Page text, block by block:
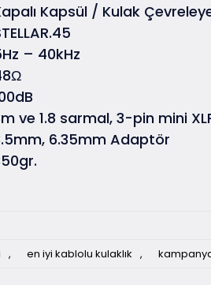
Kapsül / Kulak
– 40kHz
ve 1.8 sarmal, 3-pin mini
6.35mm Adaptör
, en iyi kablolu kulaklık ,